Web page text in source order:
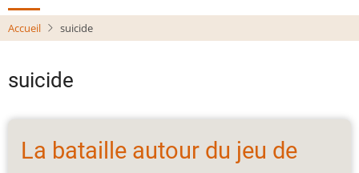
Accueil suicide
suicide
La bataille autour du jeu de